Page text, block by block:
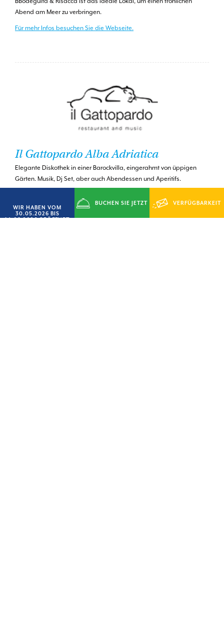
Abend am Meer zu verbringen.
Für mehr Infos besuchen Sie die Webseite.
Il Gattopardo Alba Adriatica
Elegante Diskothek in einer Barockvilla, eingerahmt von üppigen
Gärten. Musik, Dj Set, aber auch Abendessen und Aperitifs.
WIR HABEN VOM
30.05.2026 BIS
14.09.2026 GEÖFFNET
BUCHEN SIE JETZT VERFÜGBARKEIT